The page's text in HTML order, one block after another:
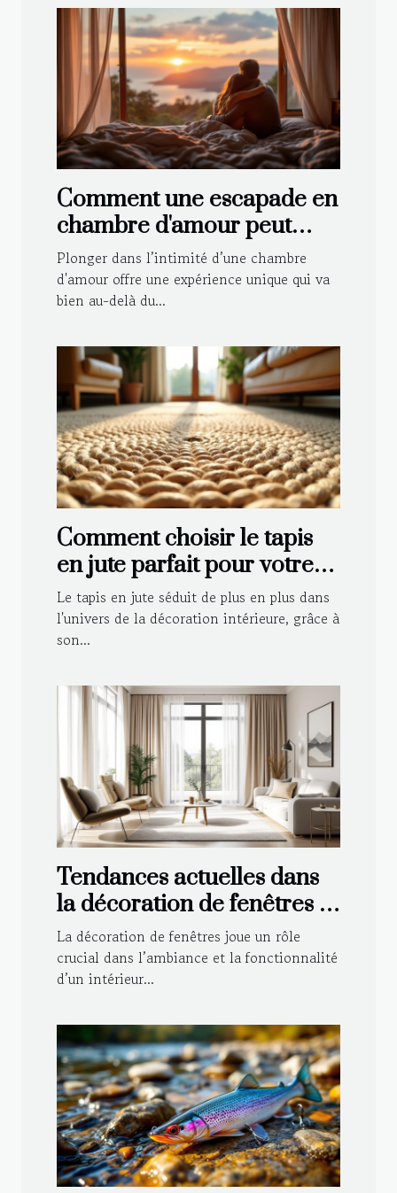
Comment une escapade en
chambre d'amour peut
renforcer votre relation ?
Plonger dans l’intimité d’une chambre
d'amour offre une expérience unique qui va
bien au-delà du...
Comment choisir le tapis
en jute parfait pour votre
intérieur ?
Le tapis en jute séduit de plus en plus dans
l'univers de la décoration intérieure, grâce à
son...
Tendances actuelles dans
la décoration de fenêtres :
Voilages et rideaux
La décoration de fenêtres joue un rôle
crucial dans l’ambiance et la fonctionnalité
d’un intérieur...